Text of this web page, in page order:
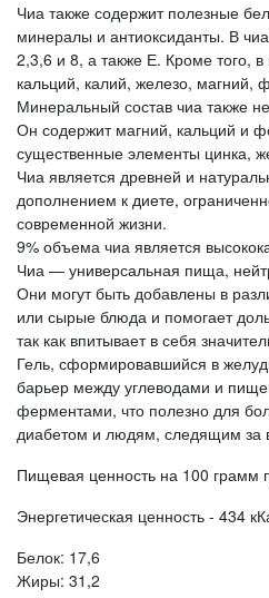
Чиа также содержит полезные
минералы и антиоксиданты. В
2,3,6 и 8, а также Е. Кроме того, в
кальций, калий, железо, магний,
Минеральный состав чиа также
Он содержит магний, кальций и
существенные элементы цинка,
Чиа является древней и
дополнением к диете,
современной жизни.
9% объема чиа является
Чиа — универсальная пища,
Они могут быть добавлены в
или сырые блюда и помогает
так как впитывает в себя
Гель, сформировавшийся в
барьер между углеводами и
ферментами, что полезно для
диабетом и людям, следящим за
Пищевая ценность на 100 грамм
Энергетическая ценность - 434
Белок: 17,6
Жиры: 31,2